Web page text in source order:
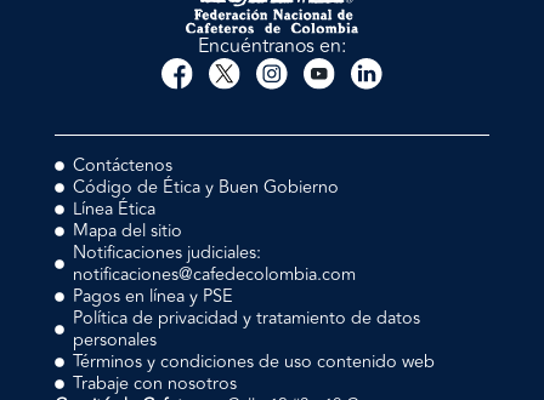
Encuéntranos en:
Contáctenos
Código de Ética y Buen Gobierno
Línea Ética
Mapa del sitio
Notificaciones judiciales:
notificaciones@cafedecolombia.com
Pagos en línea y PSE
Política de privacidad y tratamiento de datos
personales
Términos y condiciones de uso contenido web
Trabaje con nosotros